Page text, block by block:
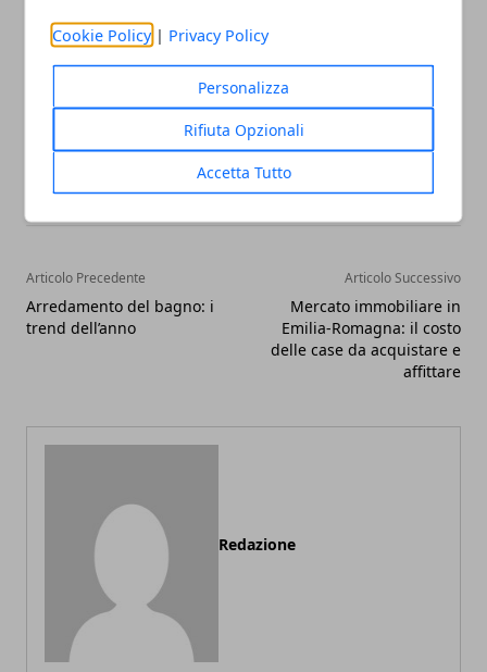
Cookie Policy | Privacy Policy
Personalizza
Rifiuta Opzionali
Accetta Tutto
grande successo.
Facebook
TwitterWhatsapp
Articolo Precedente
Arredamento del bagno: i
trend dell’anno
Articolo Successivo
Mercato immobiliare in
Emilia-Romagna: il costo
delle case da acquistare e
affittare
Redazione